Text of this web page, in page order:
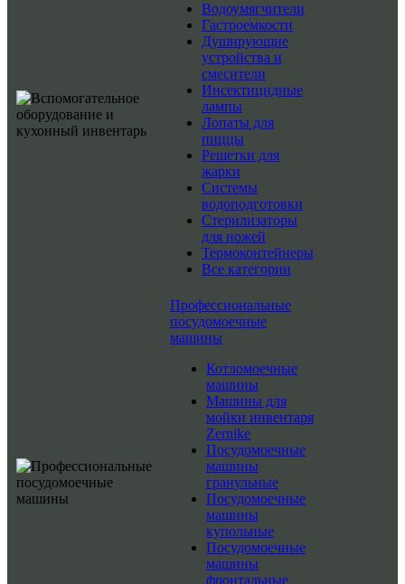
Водоумягчители
Гастроемкости
Душирующие
устройства и
смесители
Инсектицидные
лампы
Лопаты для
пиццы
Решетки для
жарки
Системы
водоподготовки
Стерилизаторы
для ножей
Термоконтейнеры
Все категории
Профессиональные
посудомоечные
машины
Котломоечные
машины
Машины для
мойки инвентаря
Zernike
Посудомоечные
машины
гранульные
Посудомоечные
машины
купольные
Посудомоечные
машины
фронтальные